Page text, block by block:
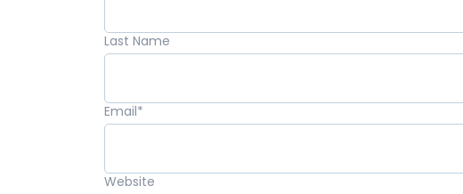
Last Name
Email*
Website